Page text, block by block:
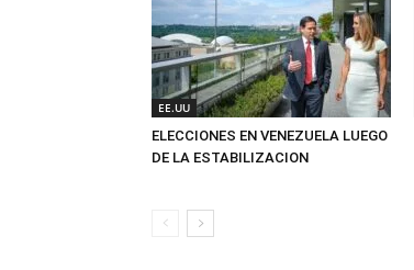
EE.UU
ELECCIONES EN VENEZUELA LUEGO
DE LA ESTABILIZACION